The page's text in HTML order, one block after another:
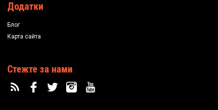
Додатки
Блог
Карта сайта
Стежте за нами